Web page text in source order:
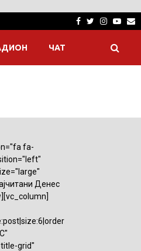
Facebook
Twitter
ЧАТ
fa-
Денес
grid"